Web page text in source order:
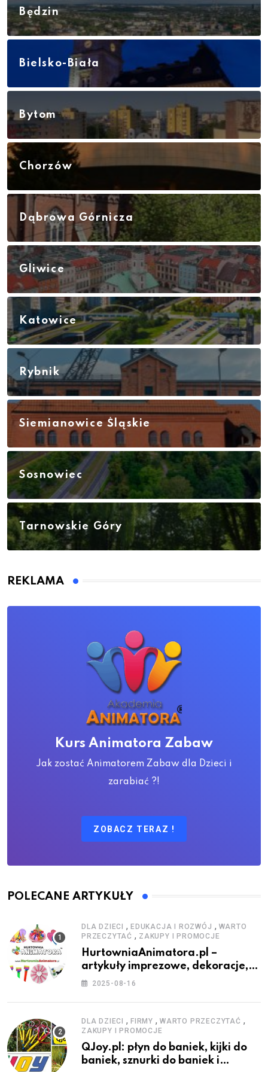
Będzin
Bielsko-Biała
Bytom
Chorzów
Dąbrowa Górnicza
Gliwice
Katowice
Rybnik
Siemianowice Śląskie
Sosnowiec
Tarnowskie Góry
REKLAMA
Kurs Animatora Zabaw
Jak zostać Animatorem Zabaw dla Dzieci i
zarabiać ?!
ZOBACZ TERAZ !
POLECANE ARTYKUŁY
DLA DZIECI , EDUKACJA I ROZWÓJ , WARTO
PRZECZYTAĆ , ZAKUPY I PROMOCJE
HurtowniaAnimatora.pl –
artykuły imprezowe, dekoracje,
stroje i akcesoria dla animatorów
2025-08-16
DLA DZIECI , FIRMY , WARTO PRZECZYTAĆ ,
ZAKUPY I PROMOCJE
QJoy.pl: płyn do baniek, kijki do
baniek, sznurki do baniek i